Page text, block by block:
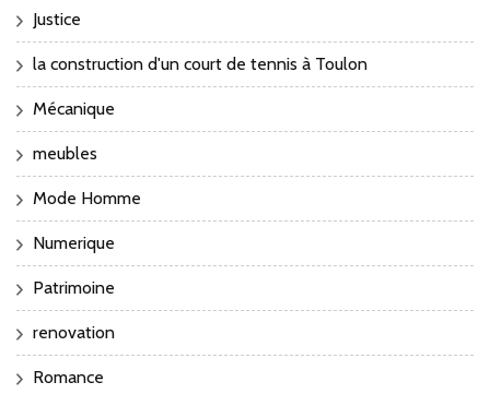
Justice
la construction d'un court de tennis à Toulon
Mécanique
meubles
Mode Homme
Numerique
Patrimoine
renovation
Romance